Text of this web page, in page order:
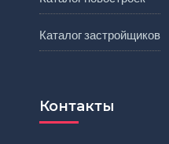
Каталог застройщиков
Контакты